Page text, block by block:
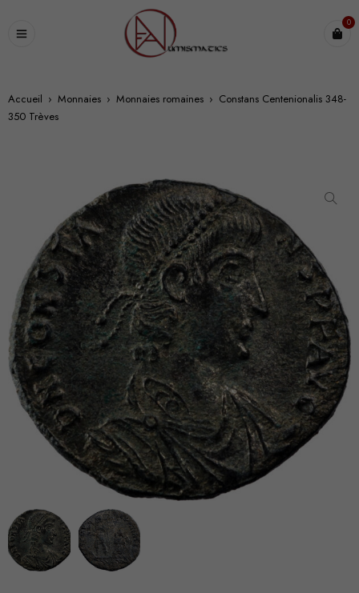
0
Accueil › Monnaies › Monnaies romaines › Constans Centenionalis 348-
350 Trèves